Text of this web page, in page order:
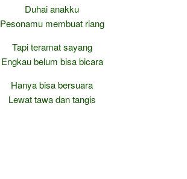
Duhai anakku
Pesonamu membuat riang
Tapi teramat sayang
Engkau belum bisa bicara
Hanya bisa bersuara
Lewat tawa dan tangis